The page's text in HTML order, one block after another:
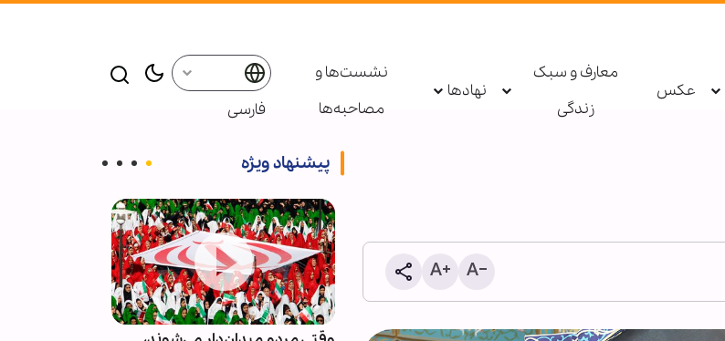
عکس
معارف و سبک
زندگی
نهادها
نشست‌ها و
مصاحبه‌ها
فارسی
پیشنهاد ویژه